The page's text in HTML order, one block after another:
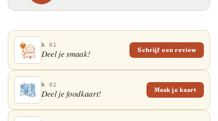
№ 01
Deel je smaak! Schrijf een review
№ 02
Deel je foodkaart! Maak je kaart